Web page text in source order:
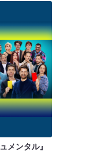
メンタル』